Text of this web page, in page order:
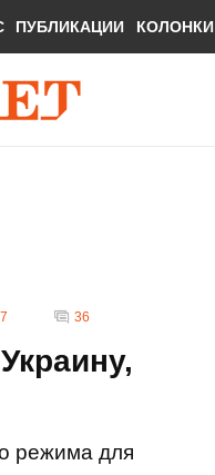
ПУБЛИКАЦИИ КОЛОНКИ
36
режима для